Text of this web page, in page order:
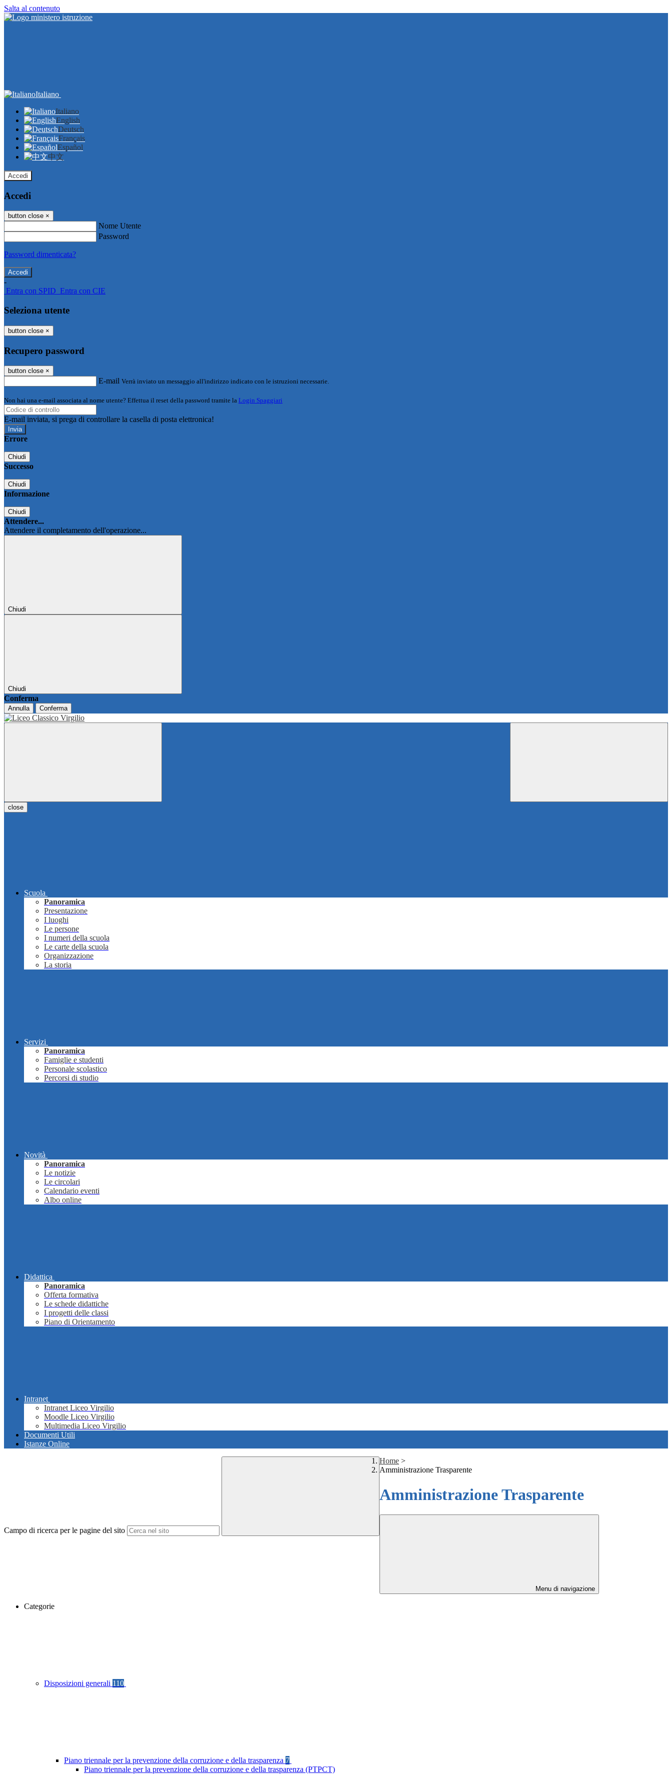
Salta al contenuto
Italiano
Italiano
English
Deutsch
Français
Español
中文
Accedi
Accedi
button close ×
Nome Utente
Password
Password dimenticata?
-
Entra con SPID Entra con CIE
Seleziona utente
button close ×
Recupero password
button close ×
E-mail Verrà inviato un messaggio all'indirizzo indicato con le istruzioni necessarie.
Non hai una e-mail associata al nome utente? Effettua il reset della password tramite la Login Spaggiari
E-mail inviata, si prega di controllare la casella di posta elettronica!
Errore
Chiudi
Successo
Chiudi
Informazione
Chiudi
Attendere...
Attendere il completamento dell'operazione...
Chiudi
Chiudi
Conferma
Annulla Conferma
close
Scuola
Panoramica
Presentazione
I luoghi
Le persone
I numeri della scuola
Le carte della scuola
Organizzazione
La storia
Servizi
Panoramica
Famiglie e studenti
Personale scolastico
Percorsi di studio
Novità
Panoramica
Le notizie
Le circolari
Calendario eventi
Albo online
Didattica
Panoramica
Offerta formativa
Le schede didattiche
I progetti delle classi
Piano di Orientamento
Intranet
Intranet Liceo Virgilio
Moodle Liceo Virgilio
Multimedia Liceo Virgilio
Documenti Utili
Istanze Online
Campo di ricerca per le pagine del sito
Home >
Amministrazione Trasparente
Amministrazione Trasparente
Menu di navigazione
Categorie
Disposizioni generali 110
Piano triennale per la prevenzione della corruzione e della trasparenza 7
Piano triennale per la prevenzione della corruzione e della trasparenza (PTPCT)